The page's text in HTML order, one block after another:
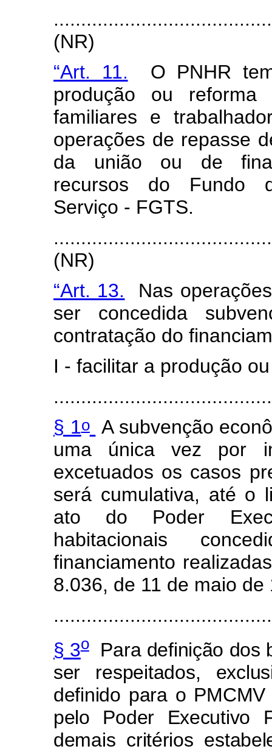
(NR)
“Art. 11. O PNHR
produção ou
familiares e
operações de repasse
da união ou de
recursos do Fundo
Serviço - FGTS.
(NR)
“Art. 13. Nas
ser concedida
contratação do
I - facilitar a produção
§ 1o
A subvenção
uma única vez por
excetuados os casos
será cumulativa, até o
ato do Poder
habitacionais
financiamento
8.036, de 11 de maio
§ 3oPara definição dos
ser respeitados,
definido para o
pelo Poder Executivo
demais critérios